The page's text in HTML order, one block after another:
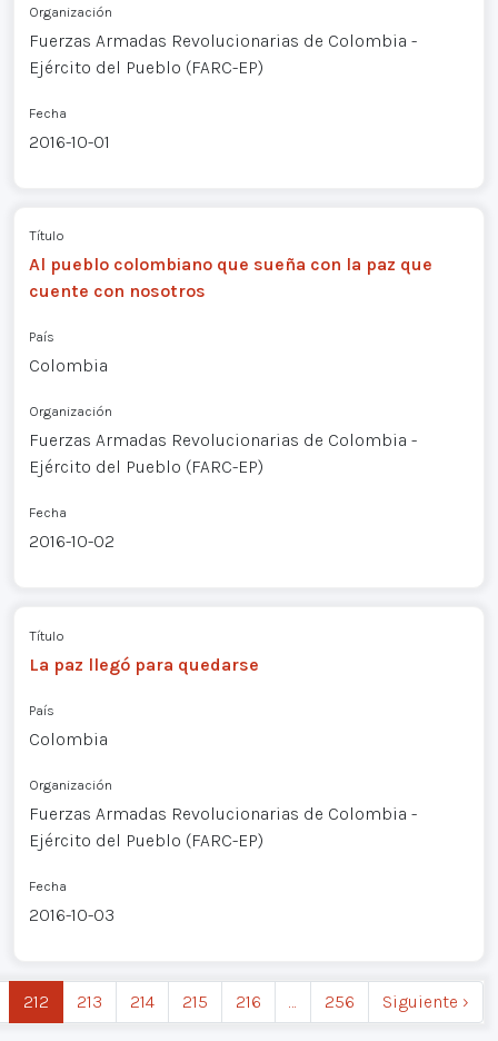
Organización
Fuerzas Armadas Revolucionarias de Colombia -
Ejército del Pueblo (FARC-EP)
Fecha
2016-10-01
Título
Al pueblo colombiano que sueña con la paz que
cuente con nosotros
País
Colombia
Organización
Fuerzas Armadas Revolucionarias de Colombia -
Ejército del Pueblo (FARC-EP)
Fecha
2016-10-02
Título
La paz llegó para quedarse
País
Colombia
Organización
Fuerzas Armadas Revolucionarias de Colombia -
Ejército del Pueblo (FARC-EP)
Fecha
2016-10-03
212 213 214 215 216 … 256 Siguiente ›